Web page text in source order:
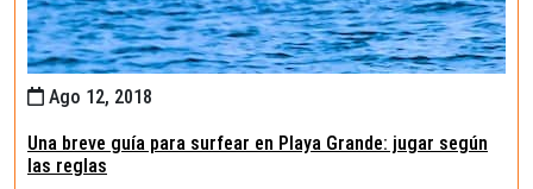
Ago 12, 2018
Una breve guía para surfear en Playa Grande: jugar según
las reglas